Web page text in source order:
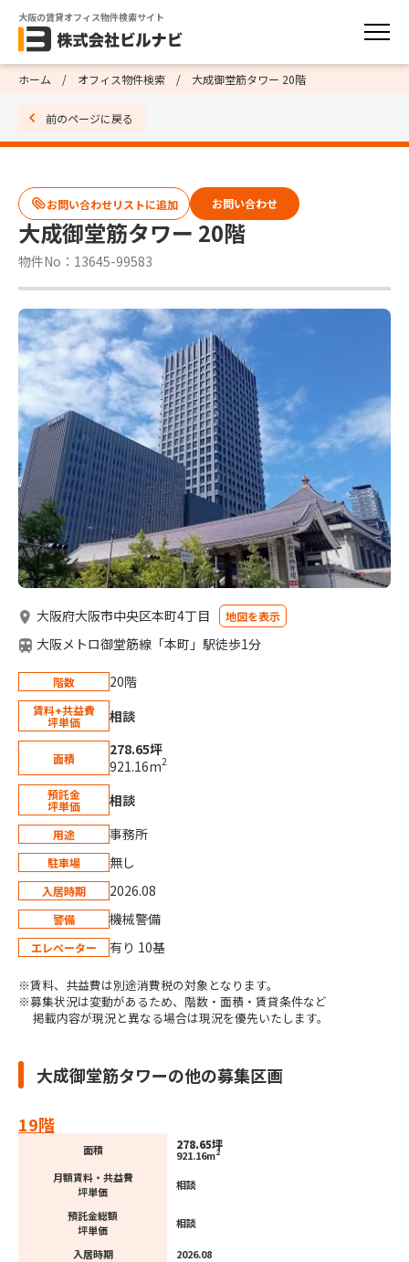
大阪の賃貸オフィス物件検索サイト
ホーム オフィス物件検索 大成御堂筋タワー 20階
前のページに戻る
大成御堂筋タワー 20階
物件No：13645-99583
お問い合わせ
大阪府大阪市中央区本町4丁目 地図を表示
大阪メトロ御堂筋線「本町」駅徒歩1分
階数 20階
賃料+共益費
坪単価 相談
面積
278.65坪
921.16m2
預託金
坪単価 相談
用途 事務所
駐車場 無し
入居時期 2026.08
警備 機械警備
エレベーター 有り 10基
※賃料、共益費は別途消費税の対象となります。
※募集状況は変動があるため、階数・面積・賃貸条件など
掲載内容が現況と異なる場合は現況を優先いたします。
大成御堂筋タワーの他の募集区画
19階
面積 278.65坪
921.16m2
月額賃料・共益費
坪単価
相談
預託金総額
坪単価
相談
入居時期
2026.08